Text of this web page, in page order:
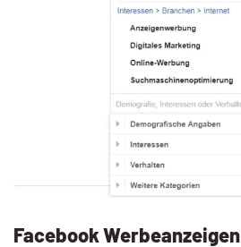
Facebook Werbeanzeigen